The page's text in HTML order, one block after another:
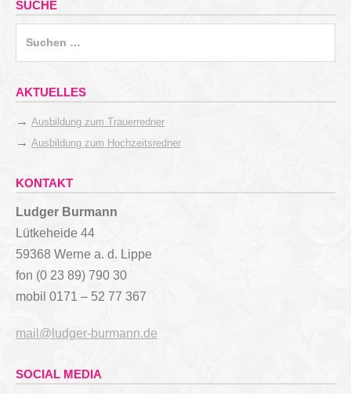
SUCHE
AKTUELLES
→ Ausbildung zum Trauerredner
→ Ausbildung zum Hochzeitsredner
KONTAKT
Ludger Burmann
Lütkeheide 44
59368 Werne a. d. Lippe
fon (0 23 89) 790 30
mobil 0171 – 52 77 367
mail@ludger-burmann.de
SOCIAL MEDIA